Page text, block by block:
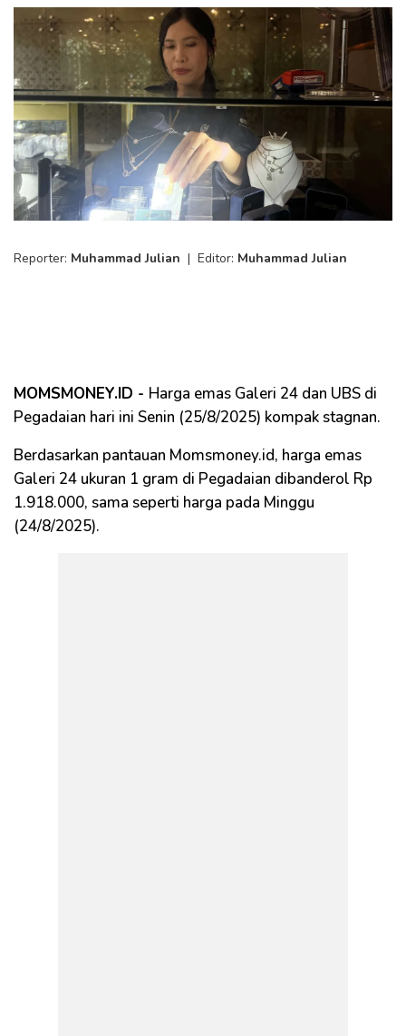
Reporter: Muhammad Julian | Editor: Muhammad Julian
MOMSMONEY.ID - Harga emas Galeri 24 dan UBS di
Pegadaian hari ini Senin (25/8/2025) kompak stagnan.
Berdasarkan pantauan Momsmoney.id, harga emas
Galeri 24 ukuran 1 gram di Pegadaian dibanderol Rp
1.918.000, sama seperti harga pada Minggu
(24/8/2025).